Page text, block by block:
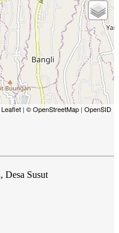
Leaflet |© OpenStreetMap | OpenSID
Desa Susut